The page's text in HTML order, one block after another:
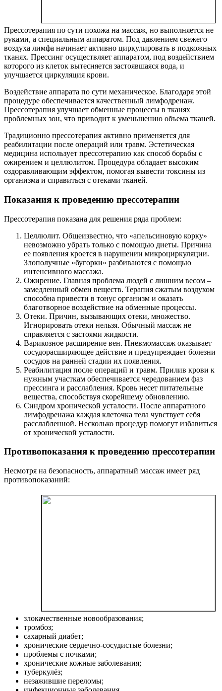
Прессотерапия по сути похожа на массаж, но выполняется не
руками, а специальным аппаратом. Под давлением свежего
воздуха лимфа начинает активно циркулировать в подкожных
тканях. Прессинг осуществляет аппаратом, под воздействием
которого из клеток вытесняется застоявшаяся вода, и
улучшается циркуляция крови.
Воздействие аппарата по сути механическое. Благодаря этой
процедуре обеспечивается качественный лимфодренаж.
Прессотерапия улучшает обменные процессы в тканях
проблемных зон, что приводит к уменьшению объема тканей.
Традиционно прессотерапия активно применяется для
реабилитации после операций или травм. Эстетическая
медицина использует прессотерапию как способ борьбы с
ожирением и целлюлитом. Процедура обладает высоким
оздоравливающим эффектом, помогая вывести токсины из
организма и справиться с отеками тканей.
Показания к проведению прессотерапии
Прессотерапия показана для решения ряда проблем:
Целлюлит. Общеизвестно, что «апельсиновую корку»
невозможно убрать только с помощью диеты. Причина
ее появления кроется в нарушении микроциркуляции.
Злополучные «бугорки» разбиваются с помощью
интенсивного массажа.
Ожирение. Главная проблема людей с лишним весом –
замедленный обмен веществ. Терапия сжатым воздухом
способна привести в тонус организм и оказать
благотворное воздействие на обменные процессы.
Отеки. Причин, вызывающих отеки, множество.
Игнорировать отеки нельзя. Обычный массаж не
справляется с застоями жидкости.
Варикозное расширение вен. Пневмомассаж оказывает
сосудорасширяющее действие и предупреждает болезни
сосудов на ранней стадии их появления.
Реабилитация после операций и травм. Прилив крови к
нужным участкам обеспечивается чередованием фаз
прессинга и расслабления. Кровь несет питательные
вещества, способствуя скорейшему обновлению.
Синдром хронической усталости. После аппаратного
лимфодренажа каждая клеточка тела чувствует себя
расслабленной. Несколько процедур помогут избавиться
от хронической усталости.
Противопоказания к проведению прессотерапии
Несмотря на безопасность, аппаратный массаж имеет ряд
противопоказаний:
злокачественные новообразования;
тромбоз;
сахарный диабет;
хронические сердечно-сосудистые болезни;
проблемы с почками;
хронические кожные заболевания;
туберкулёз;
незажившие переломы;